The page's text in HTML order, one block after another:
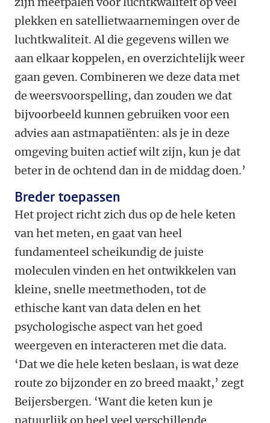
plekken en satellietwaarnemingen over de
luchtkwaliteit. Al die gegevens willen we
aan elkaar koppelen, en overzichtelijk weer
gaan geven. Combineren we deze data met
de weersvoorspelling, dan zouden we dat
bijvoorbeeld kunnen gebruiken voor een
advies aan astmapatiënten: als je in deze
omgeving buiten actief wilt zijn, kun je dat
beter in de ochtend dan in de middag doen.’
Breder toepassen
Het project richt zich dus op de hele keten
van het meten, en gaat van heel
fundamenteel scheikundig de juiste
moleculen vinden en het ontwikkelen van
kleine, snelle meetmethoden, tot de
ethische kant van data delen en het
psychologische aspect van het goed
weergeven en interacteren met die data.
‘Dat we die hele keten beslaan, is wat deze
route zo bijzonder en zo breed maakt,’ zegt
Beijersbergen. ‘Want die keten kun je